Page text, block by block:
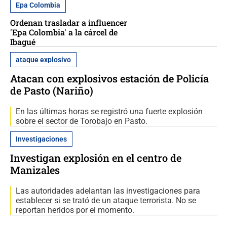
Epa Colombia
Ordenan trasladar a influencer
'Epa Colombia' a la cárcel de
Ibagué
ataque explosivo
Atacan con explosivos estación de Policía
de Pasto (Nariño)
En las últimas horas se registró una fuerte explosión
sobre el sector de Torobajo en Pasto.
Investigaciones
Investigan explosión en el centro de
Manizales
Las autoridades adelantan las investigaciones para
establecer si se trató de un ataque terrorista. No se
reportan heridos por el momento.